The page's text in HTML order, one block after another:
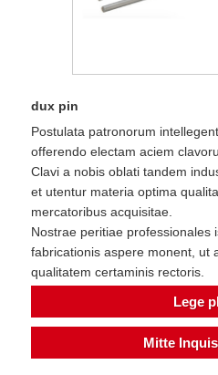
dux pin
Postulata patronorum
offerendo electam aciem
Clavi a nobis oblati tandem
et utentur materia optima
mercatoribus acquisitae.
Nostrae peritiae professionales
fabricationis aspere monent, ut
qualitatem certaminis rectoris.
Lege
Mitte